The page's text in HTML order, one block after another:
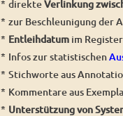
* direkteVerlinkung
* zur Beschleunigung der
* Entleihdatum im
* Infos zur statistischen
* Stichworte aus
* Kommentare aus
* Unterstützung von